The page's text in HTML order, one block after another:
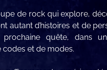
de rock qui explore,
autant d’histoires et de
quête, dans
codes et de modes.